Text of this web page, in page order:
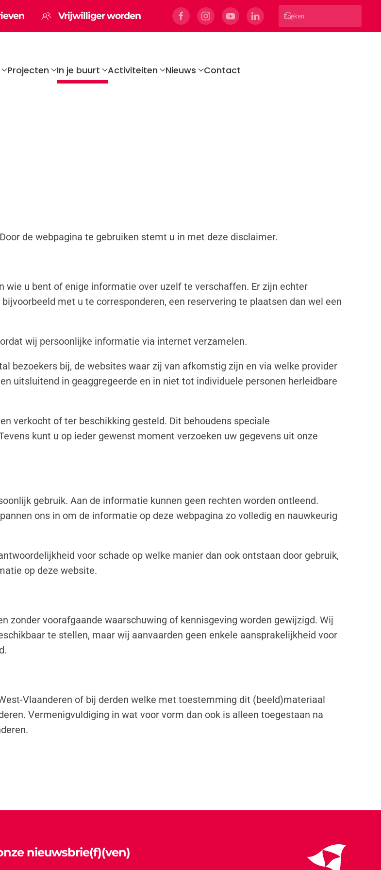
Vrijwilliger worden
Projecten In je buurt Activiteiten Nieuws Contact
de webpagina te gebruiken stemt u in met deze disclaimer.
wie u bent of enige informatie over uzelf te verschaffen. Er zijn echter
met u te corresponderen, een reservering te plaatsen dan wel een
wij persoonlijke informatie via internet verzamelen.
bezoekers bij, de websites waar zij van afkomstig zijn en via welke provider
uitsluitend in geaggregeerde en in niet tot individuele personen herleidbare
verkocht of ter beschikking gesteld. Dit behoudens speciale
kunt u op ieder gewenst moment verzoeken uw gegevens uit onze
gebruik. Aan de informatie kunnen geen rechten worden ontleend.
ons in om de informatie op deze webpagina zo volledig en nauwkeurig
voor schade op welke manier dan ook ontstaan door gebruik,
op deze website.
zonder voorafgaande waarschuwing of kennisgeving worden gewijzigd. Wij
te stellen, maar wij aanvaarden geen enkele aansprakelijkheid voor
Vlaanderen of bij derden welke met toestemming dit (beeld)materiaal
Vermenigvuldiging in wat voor vorm dan ook is alleen toegestaan na
nieuwsbrie(f)(ven)